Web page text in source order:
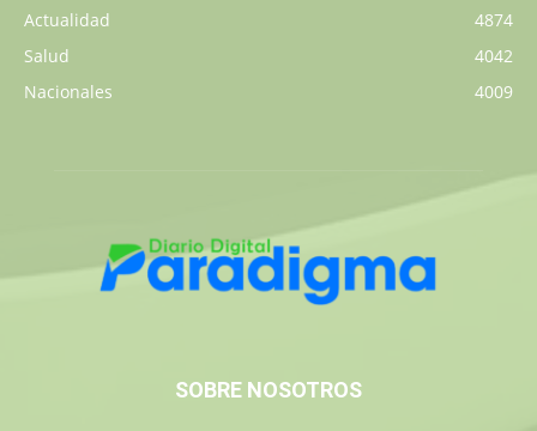
Actualidad
4874
Salud
4042
Nacionales
4009
SOBRE NOSOTROS